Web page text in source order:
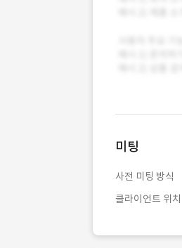
미팅
사전 미팅 방식
클라이언트 위치